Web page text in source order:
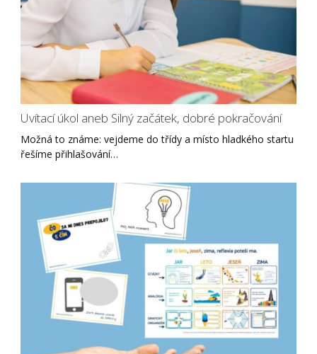
Uvítací úkol aneb Silný začátek, dobré pokračování
Možná to známe: vejdeme do třídy a místo hladkého startu
řešíme přihlašování…